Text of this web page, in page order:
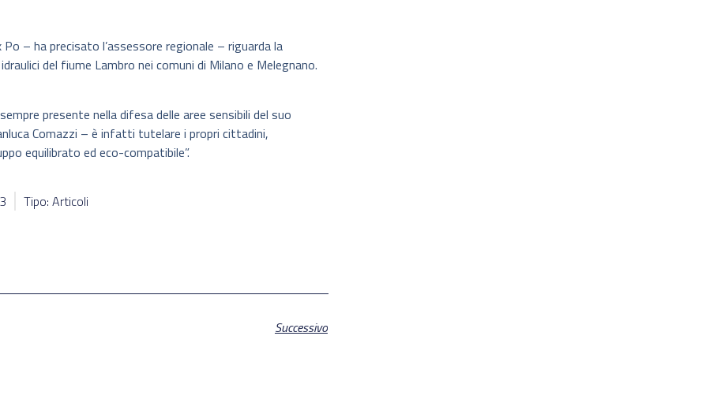
– ha precisato l’assessore regionale – riguarda la
del fiume Lambro nei comuni di Milano e Melegnano.
presente nella difesa delle aree sensibili del suo
Comazzi – è infatti tutelare i propri cittadini,
equilibrato ed eco-compatibile”.
Tipo: Articoli
Successivo